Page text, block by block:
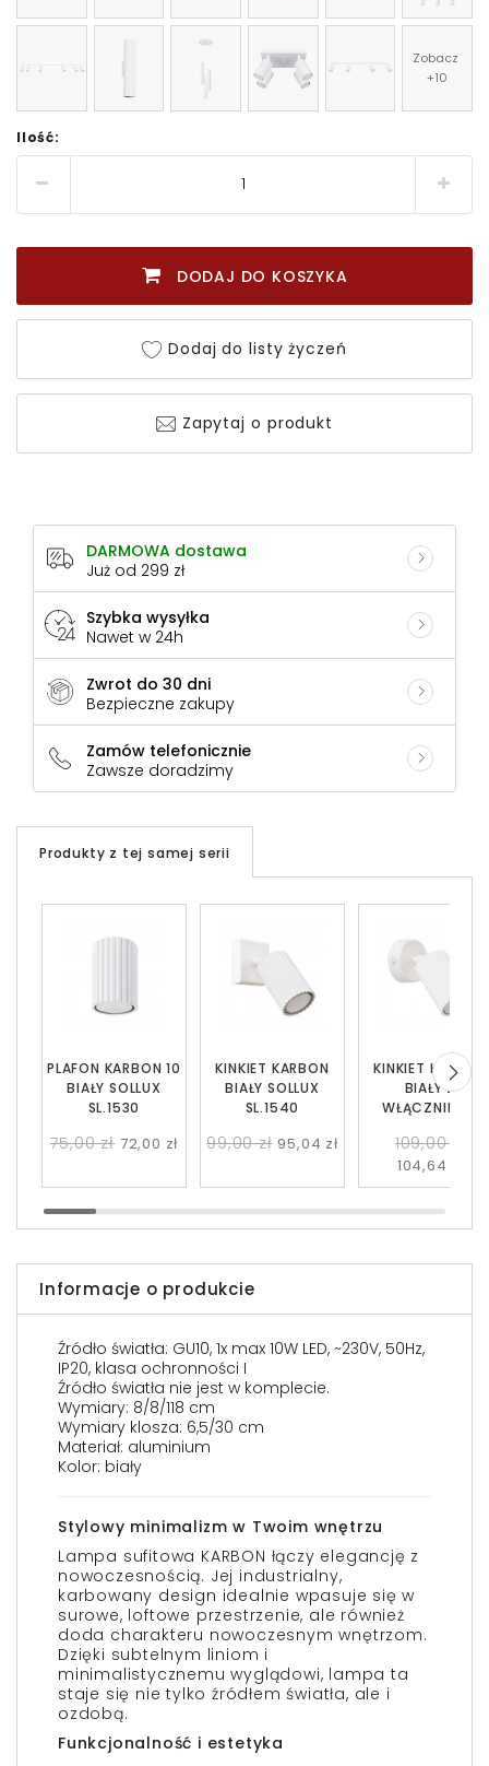
Zobacz
+10
Ilość:
DODAJ DO KOSZYKA
Dodaj do listy życzeń
Zapytaj o produkt
DARMOWA dostawa
Już od 299 zł
Szybka wysyłka
Nawet w 24h
Zwrot do 30 dni
Bezpieczne zakupy
Zamów telefonicznie
Zawsze doradzimy
Produkty z tej samej serii
KINKIET KARBON
BIAŁY SOLLUX
SL.1540
99,00 zł 95,04 zł
KINKIET KARBON
BIAŁY Z
WŁĄCZNIKIEM
109,00 zł
104,64 zł
PLAFON KARBON 10
BIAŁY SOLLUX
SL.1530
75,00 zł 72,00 zł
Informacje o produkcie
Źródło światła: GU10, 1x max 10W LED, ~230V, 50Hz,
IP20, klasa ochronności I
Źródło światła nie jest w komplecie.
Wymiary: 8/8/118 cm
Wymiary klosza: 6,5/30 cm
Materiał: aluminium
Kolor: biały
Stylowy minimalizm w Twoim wnętrzu
Lampa sufitowa KARBON łączy elegancję z
nowoczesnością. Jej industrialny,
karbowany design idealnie wpasuje się w
surowe, loftowe przestrzenie, ale również
doda charakteru nowoczesnym wnętrzom.
Dzięki subtelnym liniom i
minimalistycznemu wyglądowi, lampa ta
staje się nie tylko źródłem światła, ale i
ozdobą.
Funkcjonalność i estetyka